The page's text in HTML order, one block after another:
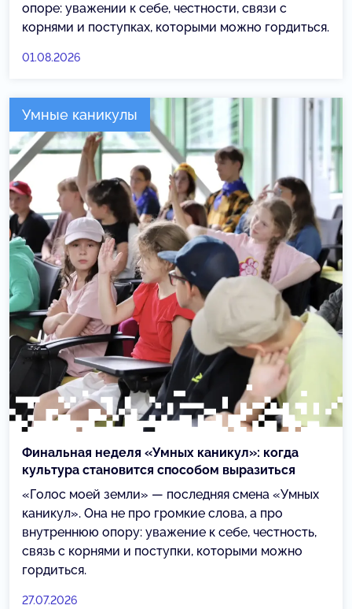
опоре: уважении к себе, честности, связи с
корнями и поступках, которыми можно гордиться.
01.08.2026
Умные каникулы
Финальная неделя «Умных каникул»: когда
культура становится способом выразиться
«Голос моей земли» — последняя смена «Умных
каникул». Она не про громкие слова, а про
внутреннюю опору: уважение к себе, честность,
связь с корнями и поступки, которыми можно
гордиться.
27.07.2026